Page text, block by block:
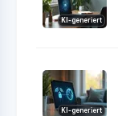
KI-generiert
KI-generiert